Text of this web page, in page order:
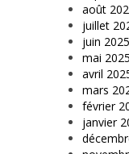
août
juillet
juin 2025
mai 2025
avril
mars
février
janvier